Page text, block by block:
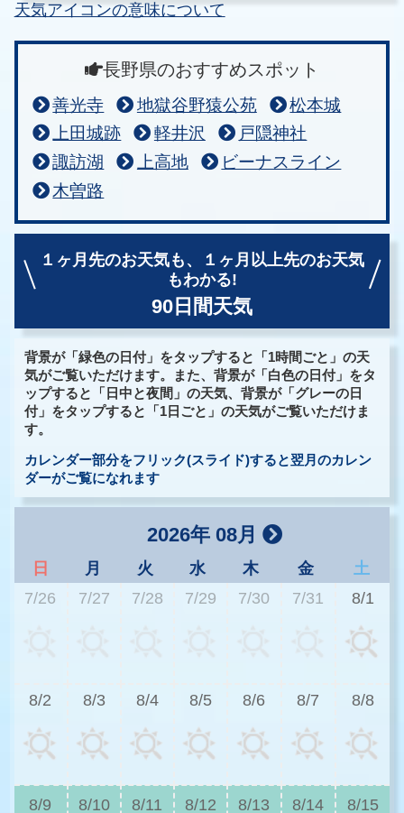
天気アイコンの意味について
長野県のおすすめスポット
善光寺 地獄谷野猿公苑
松本城
上田城跡
軽井沢
戸隠神社
諏訪湖
上高地
ビーナスライン
木曽路
１ヶ月先のお天気も、
１ヶ月以上先のお天気
もわかる!
90日間天気
背景が「緑色の日付」をタップすると「1時間ごと」の天
気がご覧いただけます。また、背景が「白色の日付」をタ
ップすると「日中と夜間」の天気、背景が「グレーの日
付」をタップすると「1日ごと」の天気がご覧いただけま
す。
カレンダー部分をフリック(スライド)すると翌月のカレン
ダーがご覧になれます
2026年 08月
日 月 火 水 木 金
土
7/26
7/27 7/28 7/29 7/30 7/31 8/1
8/2 8/3 8/4 8/5 8/6 8/7 8/8
8/9 8/10 8/11 8/12 8/13 8/14 8/15